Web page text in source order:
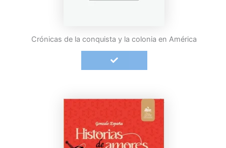
Crónicas de la conquista y la colonia en América